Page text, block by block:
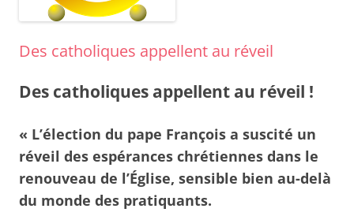
Des catholiques appellent au réveil
Des catholiques appellent au réveil !
« L’élection du pape François a suscité un
réveil des espérances chrétiennes dans le
renouveau de l’Église, sensible bien au-delà
du monde des pratiquants.